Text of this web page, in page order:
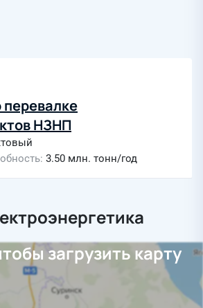
НЗНП
3.50 млн. тонн/год
загрузить карту